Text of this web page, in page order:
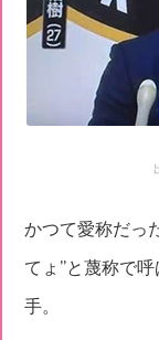
かつて愛称だっ
てょ”と蔑称で
手。